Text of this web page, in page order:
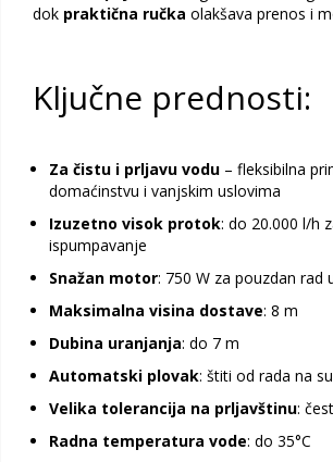
dok praktična ručka olakšava prenos i
Ključne prednosti:
Za čistu i prljavu vodu – fleksibilna
domaćinstvu i vanjskim uslovima
Izuzetno visok protok: do 20.000 l/h
ispumpavanje
Snažan motor: 750 W za pouzdan rad
Maksimalna visina dostave: 8 m
Dubina uranjanja: do 7 m
Automatski plovak: štiti od rada na
Velika tolerancija na prljavštinu:
Radna temperatura vode: do 35°C